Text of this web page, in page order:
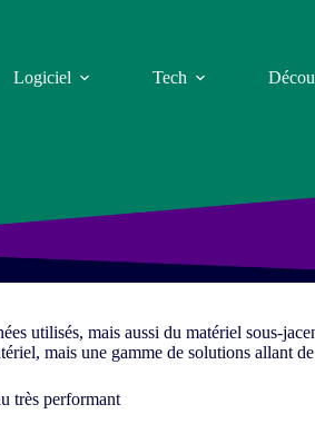
Logiciel Tech
utilisés, mais aussi du matériel sous-
mais une gamme de solutions allant
très performant